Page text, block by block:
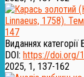
147
Виданнях категорії
DOI: https://doi.org/
2025, 1, 137-162